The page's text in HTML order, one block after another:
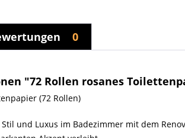
0
"72 Rollen rosanes
(72 Rollen)
und Luxus im Badezimmer mit dem